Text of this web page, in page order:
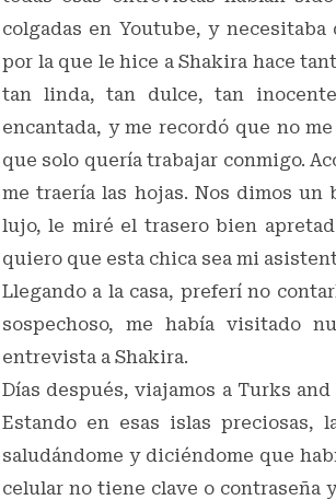
colgadas en Youtube, y
por la que le hice a Shakira hace
tan linda, tan dulce, tan
encantada, y me recordó que no
que solo quería trabajar conmigo.
me traería las hojas. Nos dimos un
lujo, le miré el trasero bien
quiero que esta chica sea mi
Llegando a la casa, preferí no
sospechoso, me había visitado
entrevista a Shakira.
Días después, viajamos a Turks
Estando en esas islas preciosas,
saludándome y diciéndome que
celular no tiene clave o contraseña